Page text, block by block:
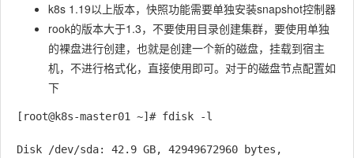
k8s 1.19以上版本，快照功能需要单独安装snapshot控制器
rook的版本大于1.3，不要使用目录创建集群，要使用单独
的裸盘进行创建，也就是创建一个新的磁盘，挂载到宿主
机，不进行格式化，直接使用即可。对于的磁盘节点配置如
下
[root@k8s-master01 ~]# fdisk -l
Disk /dev/sda: 42.9 GB, 42949672960 bytes,